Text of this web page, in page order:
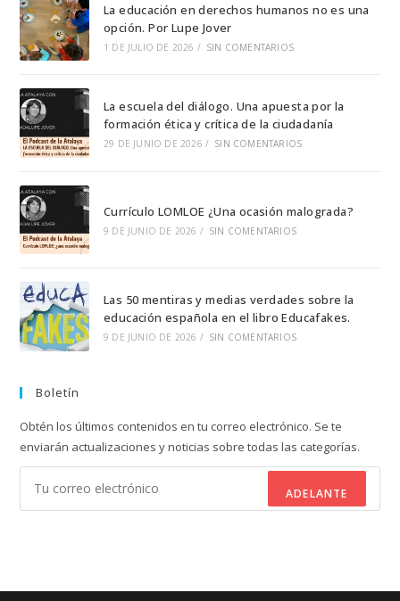
La educación en derechos humanos no es una
opción. Por Lupe Jover
1 DE JULIO DE 2026 / SIN COMENTARIOS
La escuela del diálogo. Una apuesta por la
formación ética y crítica de la ciudadanía
29 DE JUNIO DE 2026 / SIN COMENTARIOS
Currículo LOMLOE ¿Una ocasión malograda?
9 DE JUNIO DE 2026 / SIN COMENTARIOS
Las 50 mentiras y medias verdades sobre la
educación española en el libro Educafakes.
9 DE JUNIO DE 2026 / SIN COMENTARIOS
Boletín
Obtén los últimos contenidos en tu correo electrónico. Se te
enviarán actualizaciones y noticias sobre todas las categorías.
ADELANTE